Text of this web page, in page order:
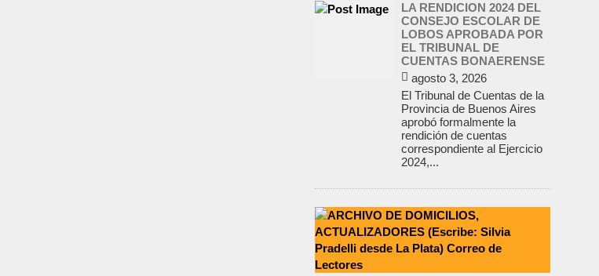
LA RENDICION 2024 DEL
CONSEJO ESCOLAR DE
LOBOS APROBADA POR
EL TRIBUNAL DE
CUENTAS BONAERENSE
agosto 3, 2026
El Tribunal de Cuentas de la
Provincia de Buenos Aires
aprobó formalmente la
rendición de cuentas
correspondiente al Ejercicio
2024,...